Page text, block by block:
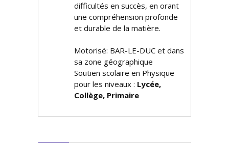
difficultés en succès, en offrant
une compréhension profonde
et durable de la matière.
Motorisé: BAR-LE-DUC et dans
sa zone géographique
Soutien scolaire en Physique
pour les niveaux : Lycée,
Collège, Primaire